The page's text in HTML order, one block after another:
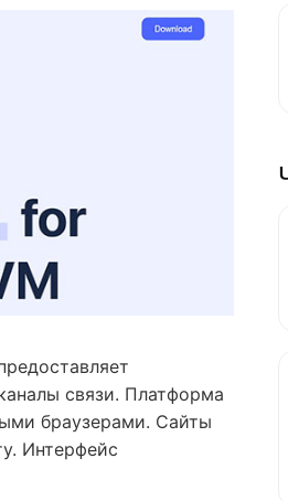
связи. Платформа
браузерами. Сайты
Интерфейс